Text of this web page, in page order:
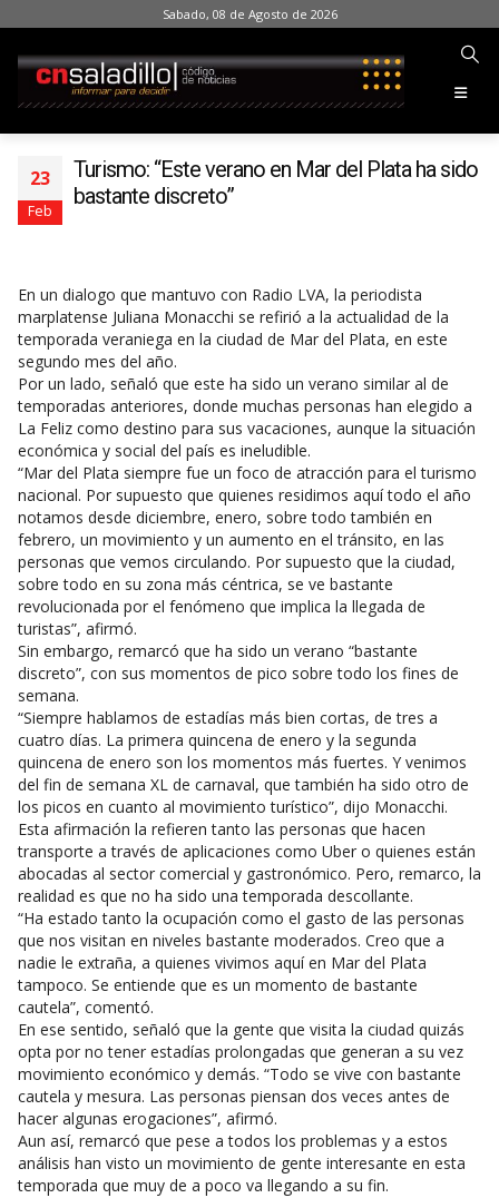
Sabado, 08 de Agosto de 2026
23
Feb
Turismo: “Este verano en Mar del Plata ha sido
bastante discreto”
En un dialogo que mantuvo con Radio LVA, la periodista
marplatense Juliana Monacchi se refirió a la actualidad de la
temporada veraniega en la ciudad de Mar del Plata, en este
segundo mes del año.
Por un lado, señaló que este ha sido un verano similar al de
temporadas anteriores, donde muchas personas han elegido a
La Feliz como destino para sus vacaciones, aunque la situación
económica y social del país es ineludible.
“Mar del Plata siempre fue un foco de atracción para el turismo
nacional. Por supuesto que quienes residimos aquí todo el año
notamos desde diciembre, enero, sobre todo también en
febrero, un movimiento y un aumento en el tránsito, en las
personas que vemos circulando. Por supuesto que la ciudad,
sobre todo en su zona más céntrica, se ve bastante
revolucionada por el fenómeno que implica la llegada de
turistas”, afirmó.
Sin embargo, remarcó que ha sido un verano “bastante
discreto”, con sus momentos de pico sobre todo los fines de
semana.
“Siempre hablamos de estadías más bien cortas, de tres a
cuatro días. La primera quincena de enero y la segunda
quincena de enero son los momentos más fuertes. Y venimos
del fin de semana XL de carnaval, que también ha sido otro de
los picos en cuanto al movimiento turístico”, dijo Monacchi.
Esta afirmación la refieren tanto las personas que hacen
transporte a través de aplicaciones como Uber o quienes están
abocadas al sector comercial y gastronómico. Pero, remarco, la
realidad es que no ha sido una temporada descollante.
“Ha estado tanto la ocupación como el gasto de las personas
que nos visitan en niveles bastante moderados. Creo que a
nadie le extraña, a quienes vivimos aquí en Mar del Plata
tampoco. Se entiende que es un momento de bastante
cautela”, comentó.
En ese sentido, señaló que la gente que visita la ciudad quizás
opta por no tener estadías prolongadas que generan a su vez
movimiento económico y demás. “Todo se vive con bastante
cautela y mesura. Las personas piensan dos veces antes de
hacer algunas erogaciones”, afirmó.
Aun así, remarcó que pese a todos los problemas y a estos
análisis han visto un movimiento de gente interesante en esta
temporada que muy de a poco va llegando a su fin.